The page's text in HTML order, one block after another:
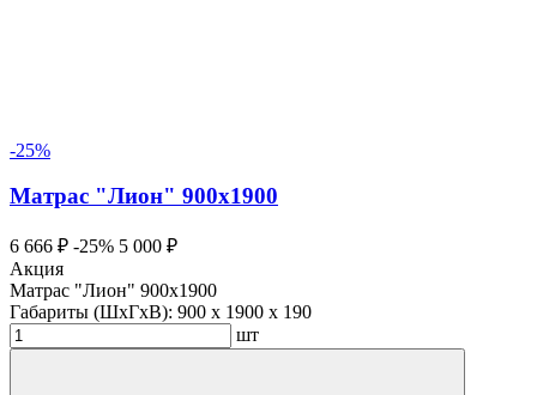
-25%
Матрас "Лион" 900х1900
6 666 ₽ -25% 5 000 ₽
Акция
Матрас "Лион" 900х1900
Габариты (ШхГхВ): 900 x 1900 x 190
шт